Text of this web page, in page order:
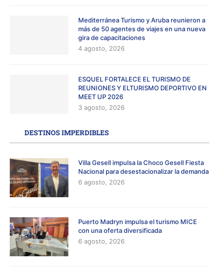
Mediterránea Turismo y Aruba reunieron a
más de 50 agentes de viajes en una nueva
gira de capacitaciones
4 agosto, 2026
ESQUEL FORTALECE EL TURISMO DE
REUNIONES Y ELTURISMO DEPORTIVO EN
MEET UP 2026
3 agosto, 2026
DESTINOS IMPERDIBLES
Villa Gesell impulsa la Choco Gesell Fiesta
Nacional para desestacionalizar la demanda
6 agosto, 2026
Puerto Madryn impulsa el turismo MICE
con una oferta diversificada
6 agosto, 2026